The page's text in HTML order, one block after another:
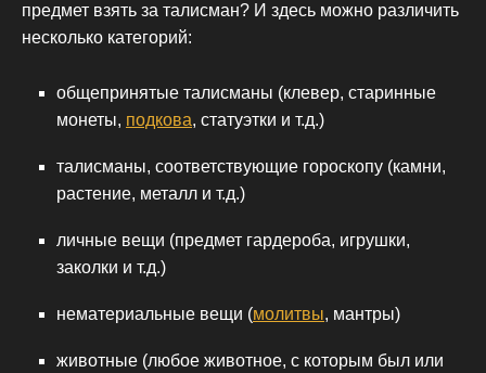
предмет взять за талисман? И здесь можно различить
несколько категорий:
общепринятые талисманы (клевер, старинные
монеты, подкова, статуэтки и т.д.)
талисманы, соответствующие гороскопу (камни,
растение, металл и т.д.)
личные вещи (предмет гардероба, игрушки,
заколки и т.д.)
нематериальные вещи (молитвы, мантры)
животные (любое животное, с которым был или